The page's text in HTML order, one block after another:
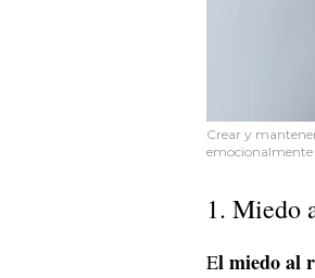
Crear y
emocionalmente
1. Miedo
El miedo al